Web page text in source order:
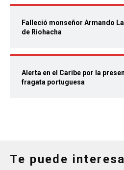
Falleció monseñor Armando
de Riohacha
Alerta en el Caribe por la
fragata portuguesa
Te puede